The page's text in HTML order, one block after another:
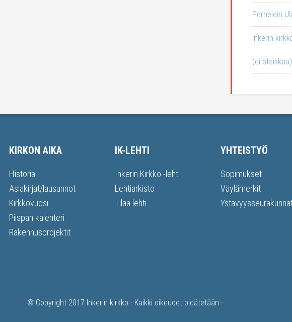
Perheleiri
Inkerin
(ei otsikkoa)
KIRKON AIKA
Historia
Asiakirjat/lausunnot
Kirkkovuosi
Piispan kalenteri
Rakennusprojektit
IK-LEHTI
Inkerin Kirkko -lehti
Lehtiarkisto
Tilaa lehti
YHTEISTYÖ
Sopimukset
Väylämerkit
© Copyright 2017 Inkerin kirkko · Kaikki oikeudet pidätetään ·